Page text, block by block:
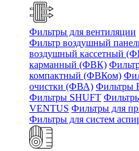
Фильтры для вентиляции
Фильтр воздушный
воздушный кассетный
карманный (ФВК)
компактный (ФВКом)
очистки (ФВА) Фильтры
Фильтры SHUFT
VENTUS Фильтры для
Фильтры для систем